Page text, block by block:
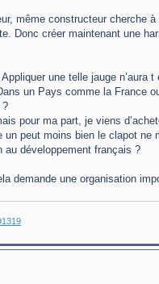
même constructeur cherche
Donc créer maintenant une
une telle jauge n’aura
un Pays comme la
?
pour ma part, je viens
un peut moins bien le clapot
au développement français ?
demande une organisation